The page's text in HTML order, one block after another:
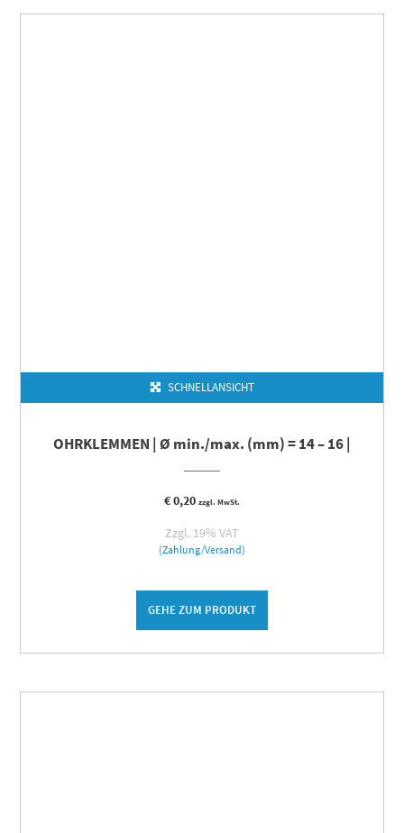
SCHNELLANSICHT
OHRKLEMMEN | Ø min./max. (mm) = 14 – 16 |
€0,20 zzgl. MwSt.
Zzgl. 19% VAT
(Zahlung/Versand)
GEHE ZUM PRODUKT